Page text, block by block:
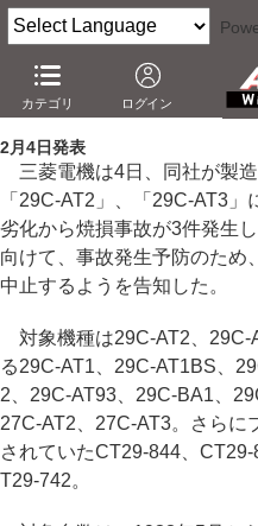
カテゴリ ログイン
三菱電機、'88～'91年製ブラウン
－経年劣化による焼損事故が3件
2月4日発表
三菱電機は4日、同社が製
「29C-AT2」、「29C-AT3
劣化から焼損事故が3件発生
向けて、事故発生予防のため
中止するようを告知した。
対象機種は29C-AT2、29C-
る29C-AT1、29C-AT1BS、
2、29C-AT93、29C-BA1、
27C-AT2、27C-AT3。さらに
されていたCT29-844、
T29-742。